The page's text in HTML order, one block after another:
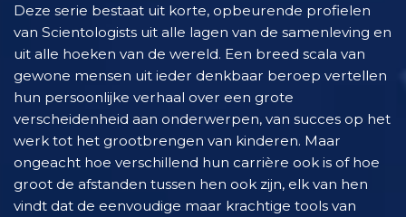
Deze serie bestaat uit korte, opbeurende profielen
van Scientologists uit alle lagen van de samenleving en
uit alle hoeken van de wereld. Een breed scala van
gewone mensen uit ieder denkbaar beroep vertellen
hun persoonlijke verhaal over een grote
verscheidenheid aan onderwerpen, van succes op het
werk tot het grootbrengen van kinderen. Maar
ongeacht hoe verschillend hun carrière ook is of hoe
groot de afstanden tussen hen ook zijn, elk van hen
vindt dat de eenvoudige maar krachtige tools van